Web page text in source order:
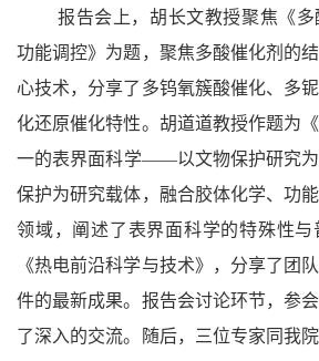
报告会上，胡长文教授聚焦《
功能调控》为题，聚焦多酸催化剂的
心技术，分享了多钨氧簇酸催化、多
化还原催化特性。胡道道教授作题为
一的表界面科学——以文物保护研究
保护为研究载体，融合胶体化学、功
领域，阐述了表界面科学的特殊性
《热电前沿科学与技术》，分享了团
件的最新成果。报告会讨论环节，参
了深入的交流。随后，三位专家同我